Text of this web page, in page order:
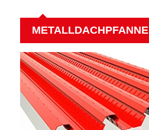
METALLDACHPFANNE